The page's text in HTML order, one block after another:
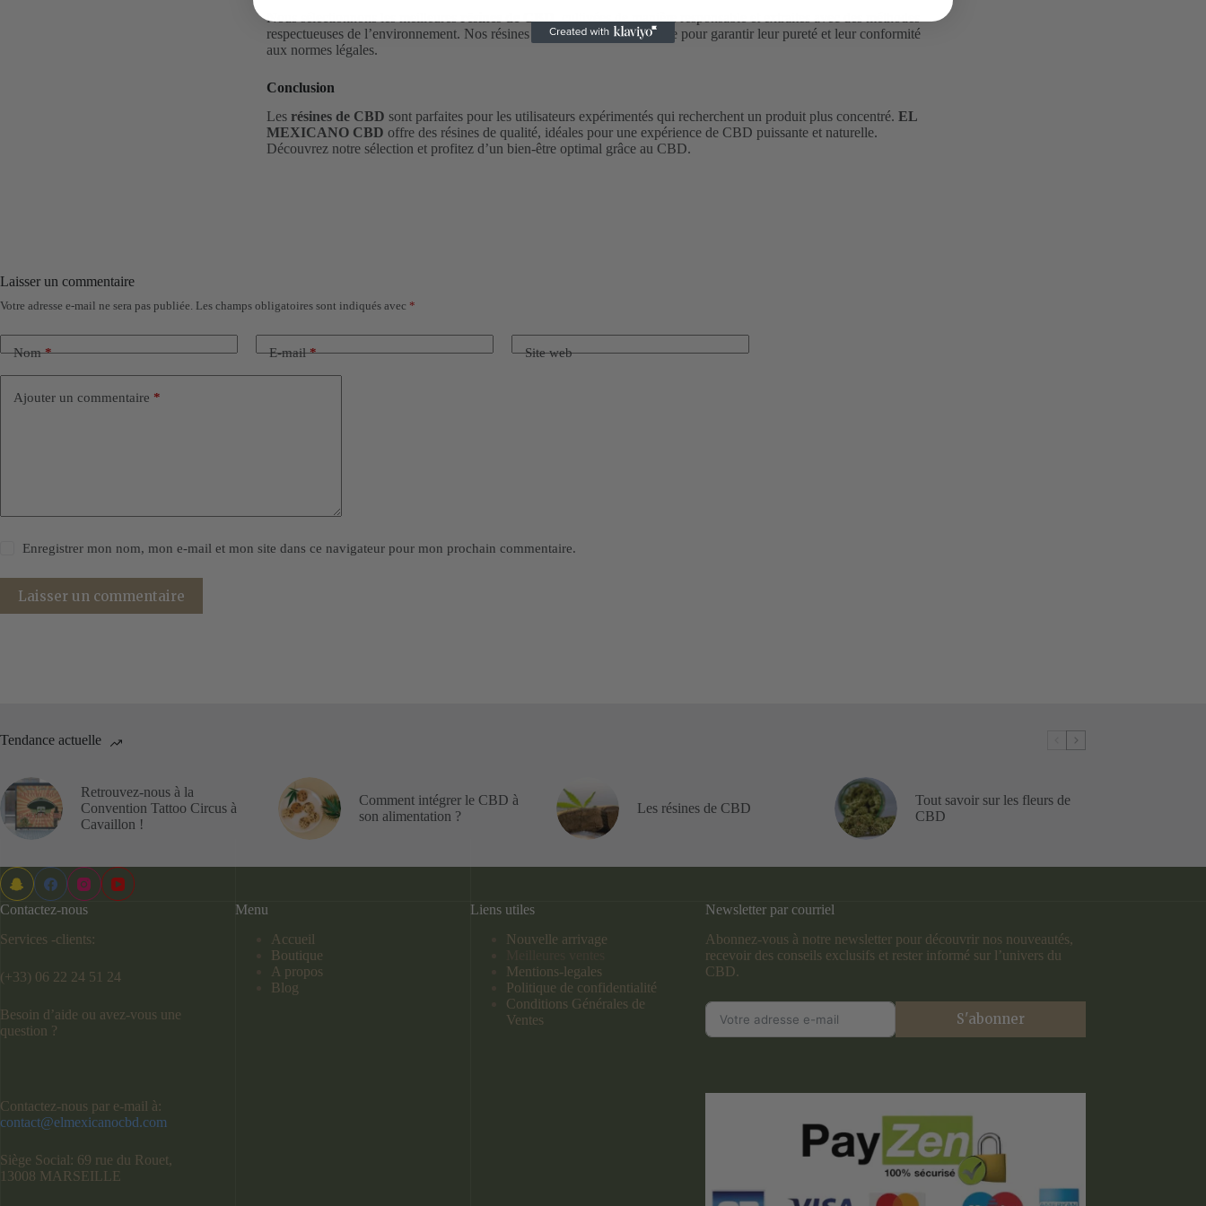
Nous sélectionnons les meilleures
respectueuses de l’environnement. Nos résines sont testées en laboratoire pour garantir leur pureté et leur conformité
aux normes légales.
Conclusion
Les résines de CBD sont parfaites pour les utilisateurs expérimentés qui recherchent un produit plus concentré. EL
MEXICANO CBD offre des résines de qualité, idéales pour une expérience de CBD puissante et naturelle.
Découvrez notre sélection et profitez d’un bien-être optimal grâce au CBD.
Laisser un commentaire
Votre adresse e-mail ne sera pas publiée. Les champs obligatoires sont indiqués avec *
Nom* E-mail* Site web
Ajouter un commentaire *
Enregistrer mon nom, mon e-mail et mon site dans ce navigateur pour mon prochain commentaire.
Laisser un commentaire
Tendance actuelle
Retrouvez-nous à la
Convention Tattoo Circus à
Cavaillon !
Comment intégrer le CBD à
son alimentation ?
Les résines de CBD
Tout savoir sur les fleurs de
CBD
Contactez-nous
Services -clients:
(+33) 06 22 24 51 24
Besoin d’aide ou avez-vous une
question ?
Contactez-nous par e-mail à:
contact@elmexicanocbd.com
Siège Social: 69 rue du Rouet,
13008 MARSEILLE
Menu
Accueil
Boutique
A propos
Blog
Liens utiles
Nouvelle arrivage
Mentions-legales
Politique de confidentialité
Conditions Générales de
Ventes
Newsletter par courriel
Abonnez-vous à notre newsletter pour découvrir nos nouveautés,
recevoir des conseils exclusifs et rester informé sur l’univers du
CBD.
S'abonner